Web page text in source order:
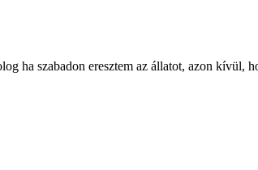
ha szabadon eresztem az állatot, azon kívül,